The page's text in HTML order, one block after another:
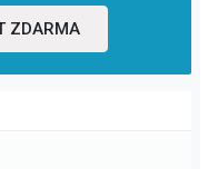
ZDARMA